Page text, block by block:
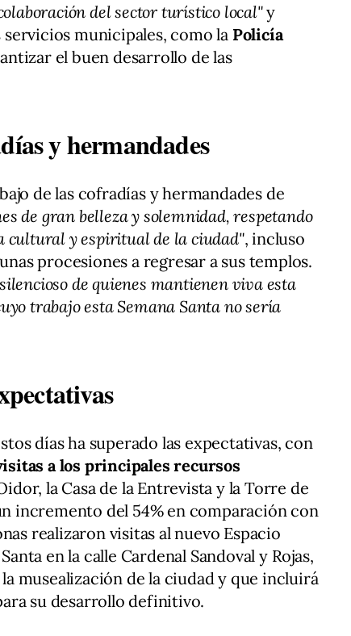
del sector turístico local"y
municipales, como la Policía
el buen desarrollo de las
y hermandades
de las cofradías y hermandades de
de gran belleza y solemnidad, respetando
cultural y espiritual de la ciudad", incluso
procesiones a regresar a sus templos.
de quienes mantienen viva esta
trabajo esta Semana Santa no sería
días ha superado las expectativas, con
a los principales recursos
la Casa de la Entrevista y la Torre de
incremento del 54% en comparación con
realizaron visitas al nuevo Espacio
en la calle Cardenal Sandoval y Rojas,
musealización de la ciudad y que incluirá
su desarrollo definitivo.